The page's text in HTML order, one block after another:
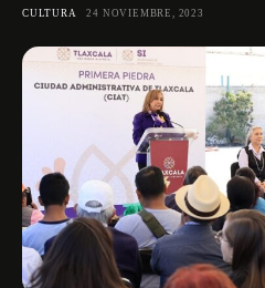
CULTURA 24 NOVIEMBRE, 2023